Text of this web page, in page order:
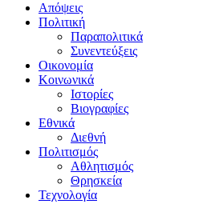
Απόψεις
Πολιτική
Παραπολιτικά
Συνεντεύξεις
Οικονομία
Κοινωνικά
Ιστορίες
Βιογραφίες
Εθνικά
Διεθνή
Πολιτισμός
Αθλητισμός
Θρησκεία
Τεχνολογία